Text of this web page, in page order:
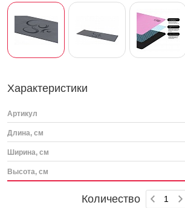
Характеристики
Артикул
Длина, см
Ширина, см
Высота, см
Количество